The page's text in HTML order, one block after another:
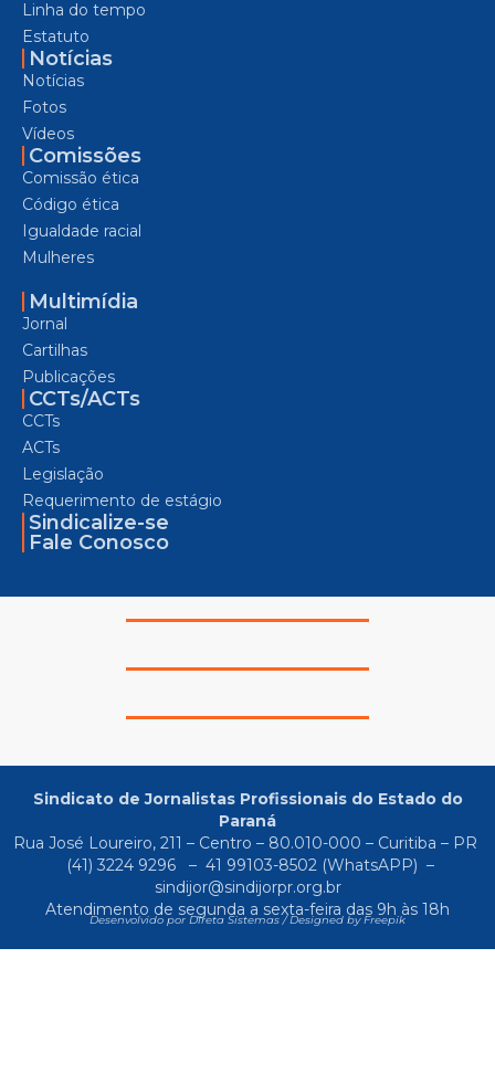
Linha do tempo
Estatuto
Notícias
Notícias
Fotos
Vídeos
Comissões
Comissão ética
Código ética
Igualdade racial
Mulheres
Multimídia
Jornal
Cartilhas
Publicações
CCTs/ACTs
CCTs
ACTs
Legislação
Requerimento de estágio
Sindicalize-se
Fale Conosco
Sindicato de Jornalistas Profissionais do Estado do
Paraná
Rua José Loureiro, 211 – Centro – 80.010-000 – Curitiba – PR
(41) 3224 9296
– 41 99103-8502(WhatsAPP) –
sindijor@sindijorpr.org.br
Atendimento de segunda a sexta-feira das 9h às 18h
Desenvolvido por Direta Sistemas /Designed by Freepik